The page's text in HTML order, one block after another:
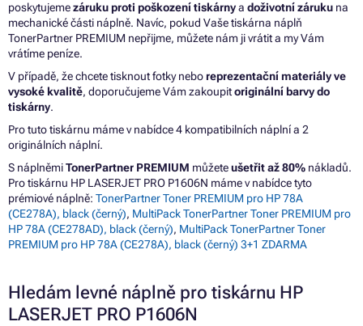
poskytujemezáruku proti poškození tiskárnya doživotní záruku na
mechanické části náplně. Navíc, pokud Vaše tiskárna náplň
TonerPartner PREMIUM nepřijme, můžete nám ji vrátit a my Vám
vrátíme peníze.
V případě, že chcete tisknout fotky neboreprezentační materiály ve
vysoké kvalitě, doporučujeme Vám zakoupitoriginální barvy do
tiskárny.
Pro tuto tiskárnu máme v nabídce 4 kompatibilních náplní a 2
originálních náplní.
S náplněmiTonerPartner PREMIUM můžeteušetřit až 80% nákladů.
Pro tiskárnu HP LASERJET PRO P1606N máme v nabídce tyto
prémiové náplně: TonerPartner Toner PREMIUM pro HP 78A
(CE278A), black (černý), MultiPack TonerPartner Toner PREMIUM pro
HP 78A (CE278AD), black (černý), MultiPack TonerPartner Toner
PREMIUM pro HP 78A (CE278A), black (černý) 3+1 ZDARMA
Hledám levné náplně pro tiskárnu HP
LASERJET PRO P1606N